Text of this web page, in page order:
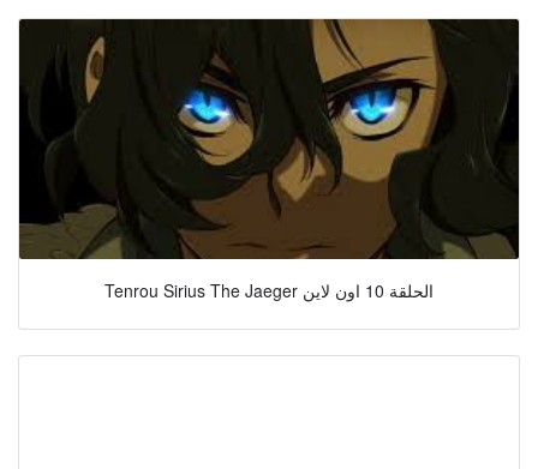
Tenrou Sirius The Jaeger الحلقة 10 اون لاين